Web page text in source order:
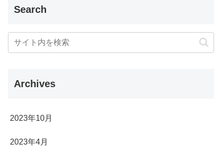
Search
Archives
2023年10月
2023年4月